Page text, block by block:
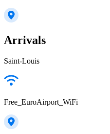
Arrivals
Saint-Louis
Free_EuroAirport_WiFi